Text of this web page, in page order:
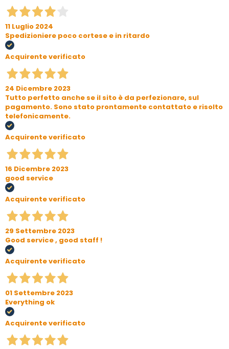
11 Luglio 2024
Spedizioniere poco cortese e in ritardo
Acquirente verificato
24 Dicembre 2023
Tutto perfetto anche se il sito è da perfezionare, sul
pagamento. Sono stato prontamente contattato e risolto
telefonicamente.
Acquirente verificato
16 Dicembre 2023
good service
Acquirente verificato
29 Settembre 2023
Good service , good staff !
Acquirente verificato
01 Settembre 2023
Everything ok
Acquirente verificato